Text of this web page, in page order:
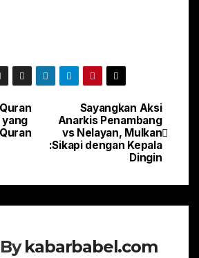
Sayangkan Aksi
Anarkis Penambang
vs Nelayan, Mulkan
:Sikapi dengan Kepala
Dingin
yang
Bykabarbabel.com